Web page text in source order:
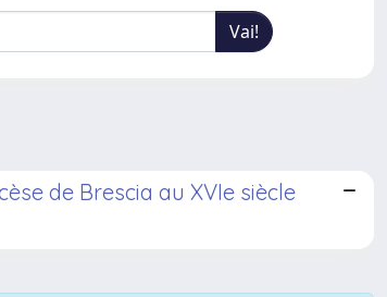
de Brescia au XVIe siècle